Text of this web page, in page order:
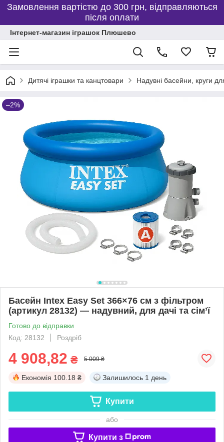
Замовлення вартістю до 300 грн, відправляються
після оплати
Інтернет-магазин іграшок Плюшево
Дитячі іграшки та канцтовари Надувні басейни, круги
–2%
Басейн Intex Easy Set 366×76 см з фільтром
(артикул 28132) — надувний, для дачі та сім’ї
Готово до відправки
Код: 28132
Роздріб
4 908,82 ₴ 5 009 ₴
Економія 100.18 ₴ Залишилось 1 день
Купити
або
Купити з